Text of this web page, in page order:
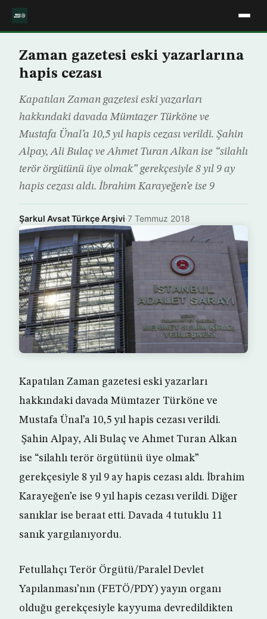
Zaman gazetesi eski yazarlarına
hapis cezası
Kapatılan Zaman gazetesi eski yazarları
hakkındaki davada Mümtazer Türköne ve
Mustafa Ünal’a 10,5 yıl hapis cezası verildi. Şahin
Alpay, Ali Bulaç ve Ahmet Turan Alkan ise “silahlı
terör örgütünü üye olmak” gerekçesiyle 8 yıl 9 ay
hapis cezası aldı. İbrahim Karayeğen’e ise 9
Şarkul Avsat Türkçe Arşivi·7 Temmuz 2018
Kapatılan Zaman gazetesi eski yazarları
hakkındaki davada Mümtazer Türköne ve
Mustafa Ünal’a 10,5 yıl hapis cezası verildi.
Şahin Alpay, Ali Bulaç ve Ahmet Turan Alkan
ise “silahlı terör örgütünü üye olmak”
gerekçesiyle 8 yıl 9 ay hapis cezası aldı. İbrahim
Karayeğen’e ise 9 yıl hapis cezası verildi. Diğer
sanıklar ise beraat etti. Davada 4 tutuklu 11
sanık yargılanıyordu.
Fetullahçı Terör Örgütü/Paralel Devlet
Yapılanması’nın (FETÖ/PDY) yayın organı
olduğu gerekçesiyle kayyuma devredildikten